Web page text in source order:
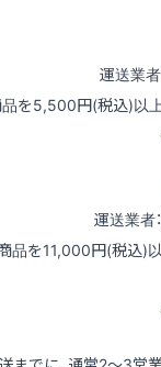
運送業
品を5,500円(税込)以
運送業者
品を11,000円(税込)